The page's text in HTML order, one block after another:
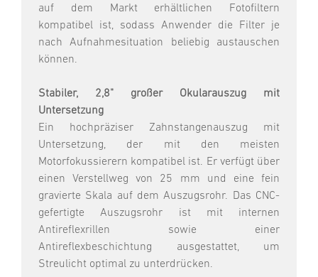
auf dem Markt erhältlichen Fotofiltern
kompatibel ist, sodass Anwender die Filter je
nach Aufnahmesituation beliebig austauschen
können.
Stabiler, 2,8" großer Okularauszug mit
Untersetzung
Ein hochpräziser Zahnstangenauszug mit
Untersetzung, der mit den meisten
Motorfokussierern kompatibel ist. Er verfügt über
einen Verstellweg von 25 mm und eine fein
gravierte Skala auf dem Auszugsrohr. Das CNC-
gefertigte Auszugsrohr ist mit internen
Antireflexrillen sowie einer
Antireflexbeschichtung ausgestattet, um
Streulicht optimal zu unterdrücken.